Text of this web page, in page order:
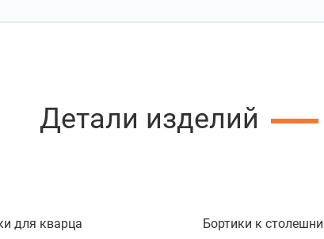
Детали изделий
для кварца Бортики к